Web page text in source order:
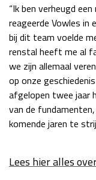
“Ik ben verheugd
reageerde Vowles in
bij dit team voelde
renstal heeft me al
we zijn allemaal
op onze
afgelopen twee jaar
van de
komende jaren te
Lees hier alles